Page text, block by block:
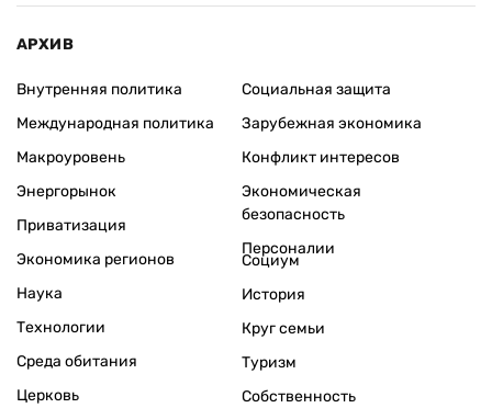
АРХИВ
Внутренняя политика
Международная политика
Макроуровень
Энергорынок
Приватизация
Экономика регионов
Социальная защита
Зарубежная экономика
Конфликт интересов
Экономическая
безопасность
Персоналии
Наука
Технологии
Среда обитания
Церковь
Социум
История
Круг семьи
Туризм
Собственность